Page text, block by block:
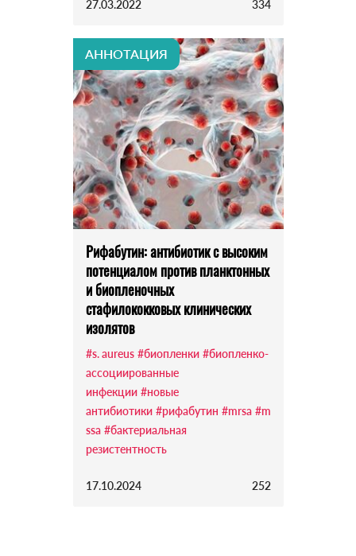
27.03.2022 334
АННОТАЦИЯ
Рифабутин: антибиотик с высоким
потенциалом против планктонных
и биопленочных
стафилококковых клинических
изолятов
#s. aureus #биопленки #биопленко-
ассоциированные
инфекции #новые
антибиотики #рифабутин #mrsa #m
ssa #бактериальная
резистентность
17.10.2024 252